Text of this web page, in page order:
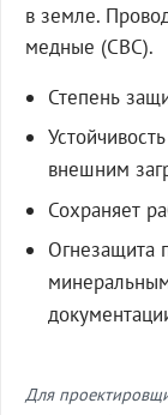
в земле.
медные (СВС).
Степень
внешним
Сохраняет
Огнезащита
Для